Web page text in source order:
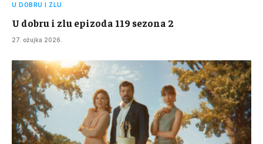
U DOBRU I ZLU
U dobru i zlu epizoda 119 sezona 2
27. ožujka 2026.